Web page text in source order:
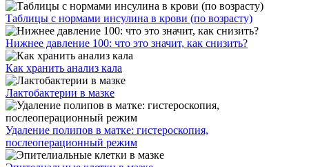
Таблицы с нормами инсулина в крови (по возрасту)
Нижнее давление 100: что это значит, как снизить?
Как хранить анализ кала
Лактобактерии в мазке
Удаление полипов в матке: гистероскопия,
послеоперационный режим